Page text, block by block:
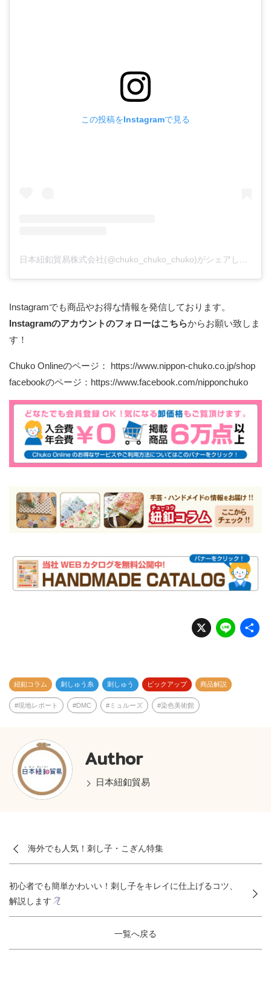
この投稿をInstagramで見る
日本紐釦貿易株式会社(@chuko_chuko_chuko)がシェアした投稿
Instagramでも商品やお得な情報を発信しております。
Instagramのアカウントのフォローはこちらからお願い致しま
す！
Chuko Onlineのページ： https://www.nippon-chuko.co.jp/shop
facebookのページ： https://www.facebook.com/nipponchuko
X Li
n
紐釦コラム 刺しゅう糸 刺しゅう ピックアップ 商品解説
現地レポート DMC ミュルーズ 染色美術館
Author
日本紐釦貿易
海外でも人気！刺し子・こぎん特集
一覧へ戻る
初心者でも簡単かわいい！刺し子をキレイに仕上げるコツ、
解説します